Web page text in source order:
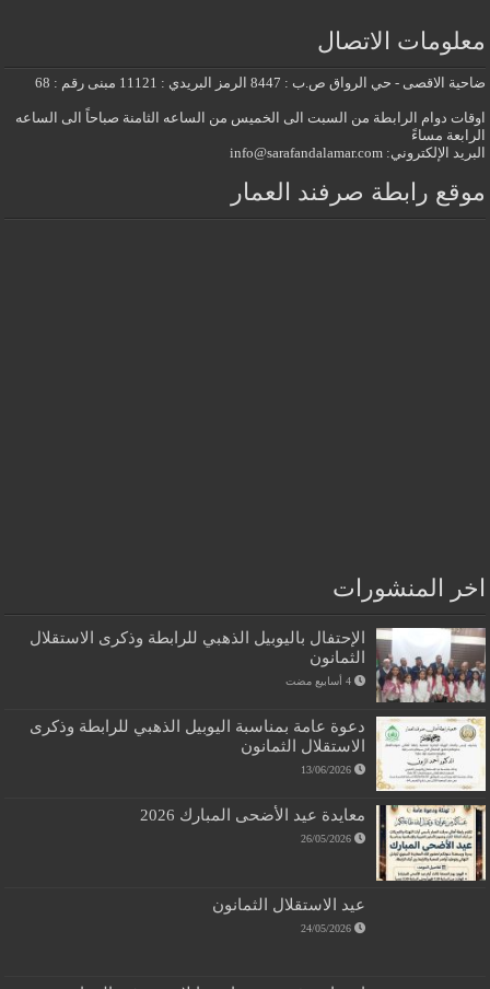
معلومات الاتصال
ضاحية الاقصى - حي الرواق ص.ب : 8447 الرمز البريدي : 11121 مبنى رقم : 68
اوقات دوام الرابطة من السبت الى الخميس من الساعه الثامنة صباحاً الى الساعه
الرابعة مساءً
البريد الإلكتروني: info@sarafandalamar.com
موقع رابطة صرفند العمار
اخر المنشورات
الإحتفال باليوبيل الذهبي للرابطة وذكرى الاستقلال
الثمانون
‏4 أسابيع مضت
دعوة عامة بمناسبة اليوبيل الذهبي للرابطة وذكرى
الاستقلال الثمانون
13/06/2026
معايدة عيد الأضحى المبارك 2026
26/05/2026
عيد الاستقلال الثمانون
24/05/2026